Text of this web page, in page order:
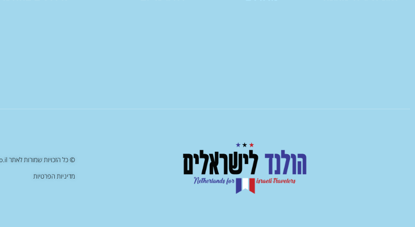
© כל הזכויות שמורות לאתר netherlands.co.il , העתקה/שכפול של תוכן האתר יחשב כעבירה על החוק
מדיניות הפרטיות